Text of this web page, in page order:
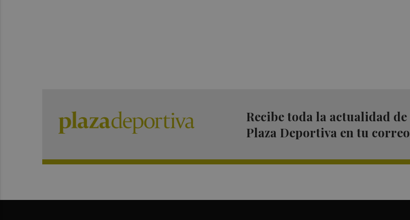
Recibe toda la actualidad de
Plaza Deportiva en tu correo